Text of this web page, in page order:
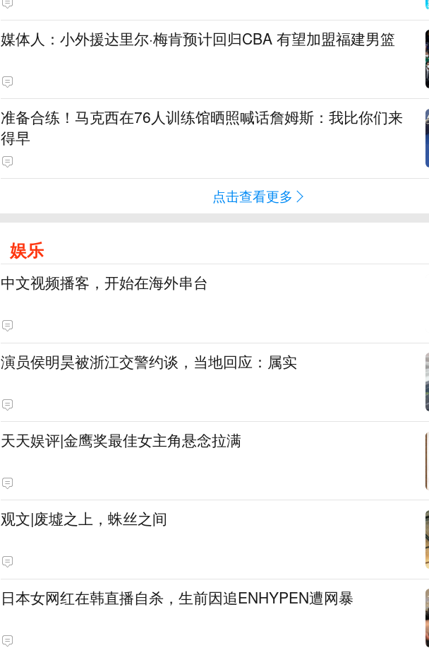
媒体人：小外援达里尔·梅肯预计回归CBA 有望加盟福建男篮
准备合练！马克西在76人训练馆晒照喊话詹姆斯：我比你们来
得早
点击查看更多
娱乐
中文视频播客，开始在海外串台
演员侯明昊被浙江交警约谈，当地回应：属实
天天娱评|金鹰奖最佳女主角悬念拉满
观文|废墟之上，蛛丝之间
日本女网红在韩直播自杀，生前因追ENHYPEN遭网暴